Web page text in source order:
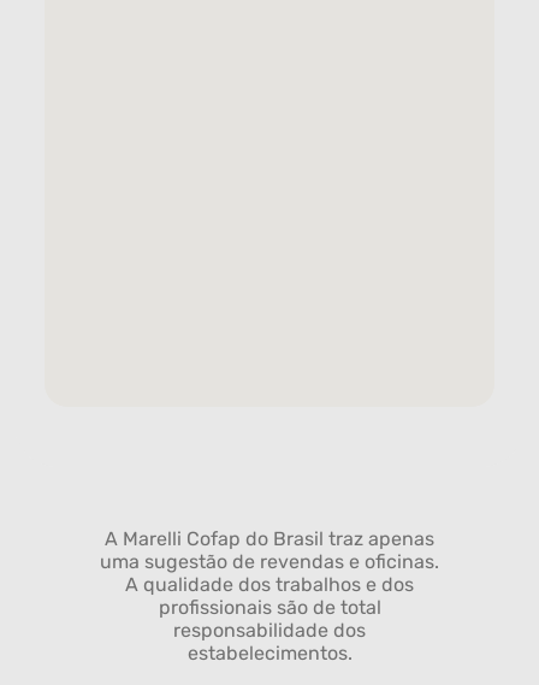
A Marelli Cofap do Brasil traz apenas
uma sugestão de revendas e oficinas.
A qualidade dos trabalhos e dos
profissionais são de total
responsabilidade dos
estabelecimentos.